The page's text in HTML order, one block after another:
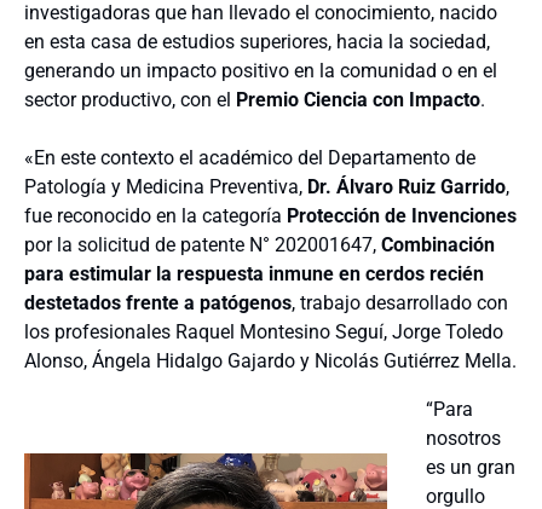
investigadoras que han llevado el conocimiento, nacido
en esta casa de estudios superiores, hacia la sociedad,
generando un impacto positivo en la comunidad o en el
sector productivo, con el Premio Ciencia con Impacto.
«En este contexto el académico del Departamento de
Patología y Medicina Preventiva, Dr. Álvaro Ruiz Garrido,
fue reconocido en la categoría Protección de Invenciones
por la solicitud de patente N° 202001647, Combinación
para estimular la respuesta inmune en cerdos recién
destetados frente a patógenos, trabajo desarrollado con
los profesionales Raquel Montesino Seguí, Jorge Toledo
Alonso, Ángela Hidalgo Gajardo y Nicolás Gutiérrez Mella.
“Para
nosotros
es un gran
orgullo